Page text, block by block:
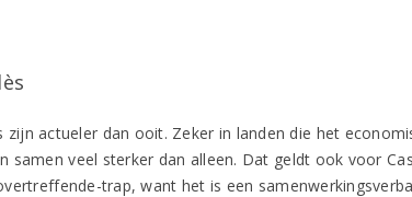
zijn actueler dan ooit. Zeker in landen die het
samen veel sterker dan alleen. Dat geldt ook voor
trap, want het is een